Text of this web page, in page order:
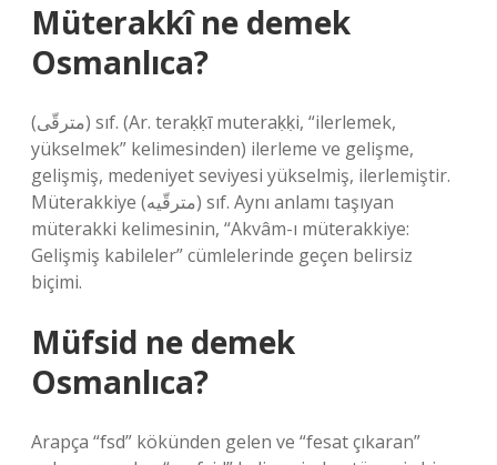
Müterakkî ne demek
Osmanlıca?
(ﻣﺘﺮﻗّﻰ) sıf. (Ar. teraḳḳī muteraḳḳі, “ilerlemek,
yükselmek” kelimesinden) ilerleme ve gelişme,
gelişmiş, medeniyet seviyesi yükselmiş, ilerlemiştir.
Müterakkiye (ﻣﺘﺮﻗّﻴﻪ) sıf. Aynı anlamı taşıyan
müterakki kelimesinin, “Akvâm-ı müterakkiye:
Gelişmiş kabileler” cümlelerinde geçen belirsiz
biçimi.
Müfsid ne demek
Osmanlıca?
Arapça “fsd” kökünden gelen ve “fesat çıkaran”